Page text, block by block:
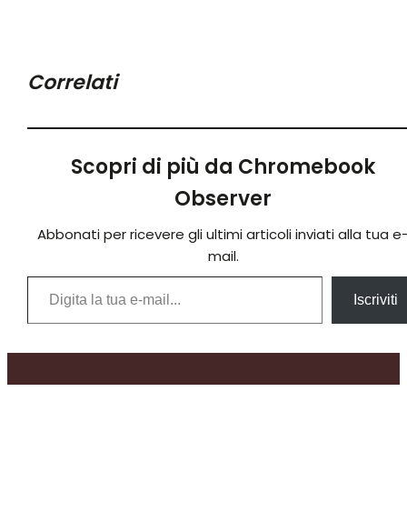
Correlati
Scopri di più da Chromebook
Observer
Abbonati per ricevere gli ultimi articoli inviati alla tua
mail.
Digita la tua e-mail...
Iscriviti